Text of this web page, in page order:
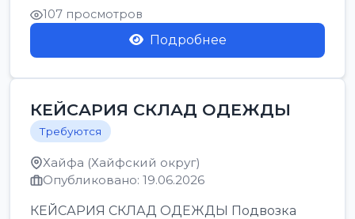
107 просмотров
Подробнее
КЕЙСАРИЯ СКЛАД ОДЕЖДЫ
Требуются
Хайфа (Хайфский округ)
Опубликовано: 19.06.2026
КЕЙСАРИЯ СКЛАД ОДЕЖДЫ Подвозка